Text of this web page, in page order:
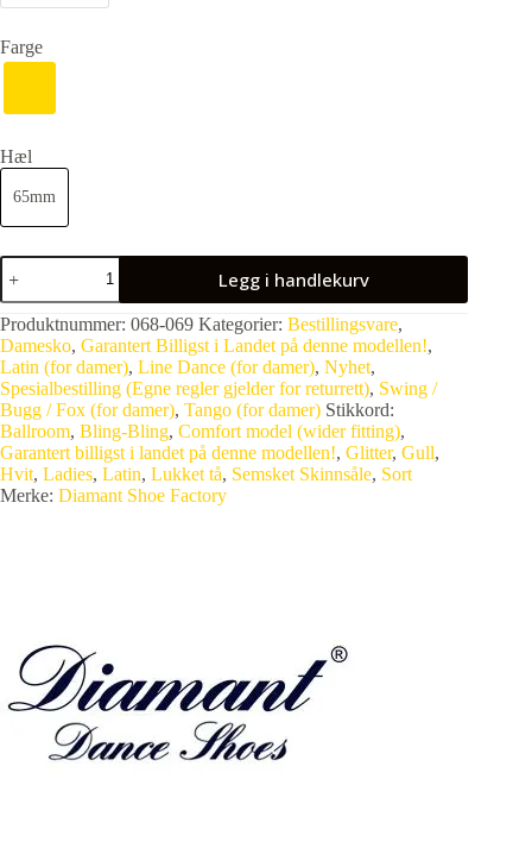
Farge
Hæl
65mm
Legg i handlekurv
Produktnummer: 068-069 Kategorier: Bestillingsvare,
Damesko, Garantert Billigst i Landet på denne modellen!,
Latin (for damer), Line Dance (for damer), Nyhet,
Spesialbestilling (Egne regler gjelder for returrett), Swing /
Bugg / Fox (for damer), Tango (for damer) Stikkord:
Ballroom, Bling-Bling, Comfort model (wider fitting),
Garantert billigst i landet på denne modellen!, Glitter, Gull,
Hvit, Ladies, Latin, Lukket tå, Semsket Skinnsåle, Sort
Merke: Diamant Shoe Factory